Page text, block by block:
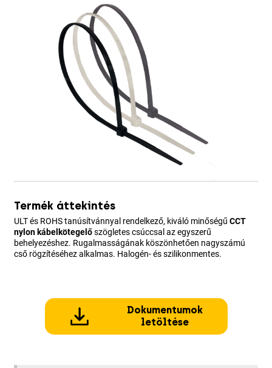
Termék áttekintés
ULT és ROHS tanúsítvánnyal rendelkező, kiváló minőségű CCT
nylon kábelkötegelőszögletes csúccsal az egyszerű
behelyezéshez. Rugalmasságának köszönhetően nagyszámú
cső rögzítéséhez alkalmas. Halogén- és szilikonmentes.
Dokumentumok
letöltése